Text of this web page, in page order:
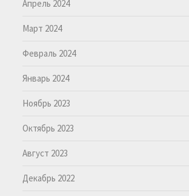
Апрель 2024
Март 2024
Февраль 2024
Январь 2024
Ноябрь 2023
Октябрь 2023
Август 2023
Декабрь 2022